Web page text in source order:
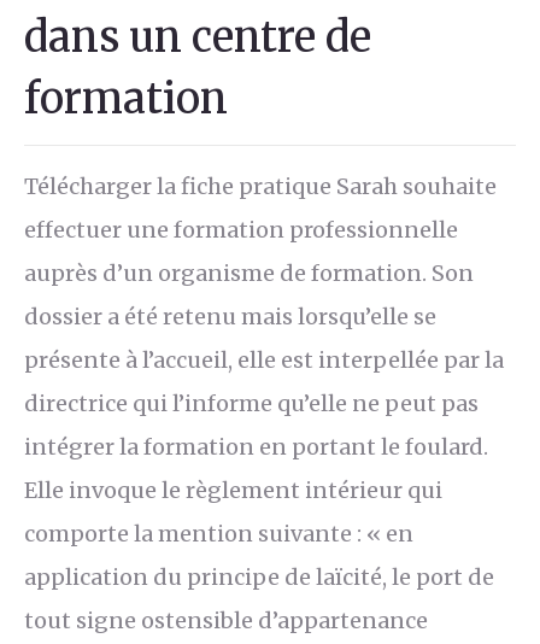
dans un centre de
formation
Télécharger la fiche pratique Sarah souhaite
effectuer une formation professionnelle
auprès d’un organisme de formation. Son
dossier a été retenu mais lorsqu’elle se
présente à l’accueil, elle est interpellée par la
directrice qui l’informe qu’elle ne peut pas
intégrer la formation en portant le foulard.
Elle invoque le règlement intérieur qui
comporte la mention suivante : « en
application du principe de laïcité, le port de
tout signe ostensible d’appartenance